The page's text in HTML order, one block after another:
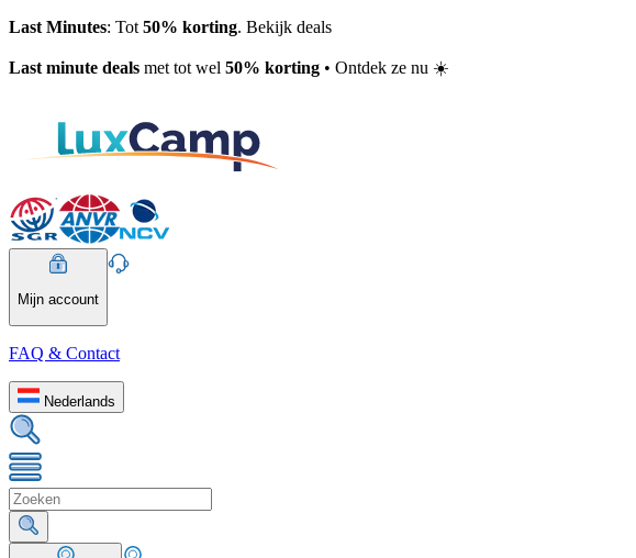
Last Minutes: Tot 50% korting. Bekijk deals
Last minute deals met tot wel 50% korting • Ontdek ze nu ☀️
Mijn account
FAQ & Contact
Nederlands